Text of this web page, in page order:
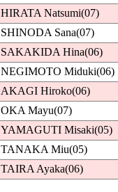
HIRATA Natsumi(07)
SHINODA Sana(07)
SAKAKIDA Hina(06)
NEGIMOTO Miduki(06)
AKAGI Hiroko(06)
OKA Mayu(07)
YAMAGUTI Misaki(05)
TANAKA Miu(05)
TAIRA Ayaka(06)